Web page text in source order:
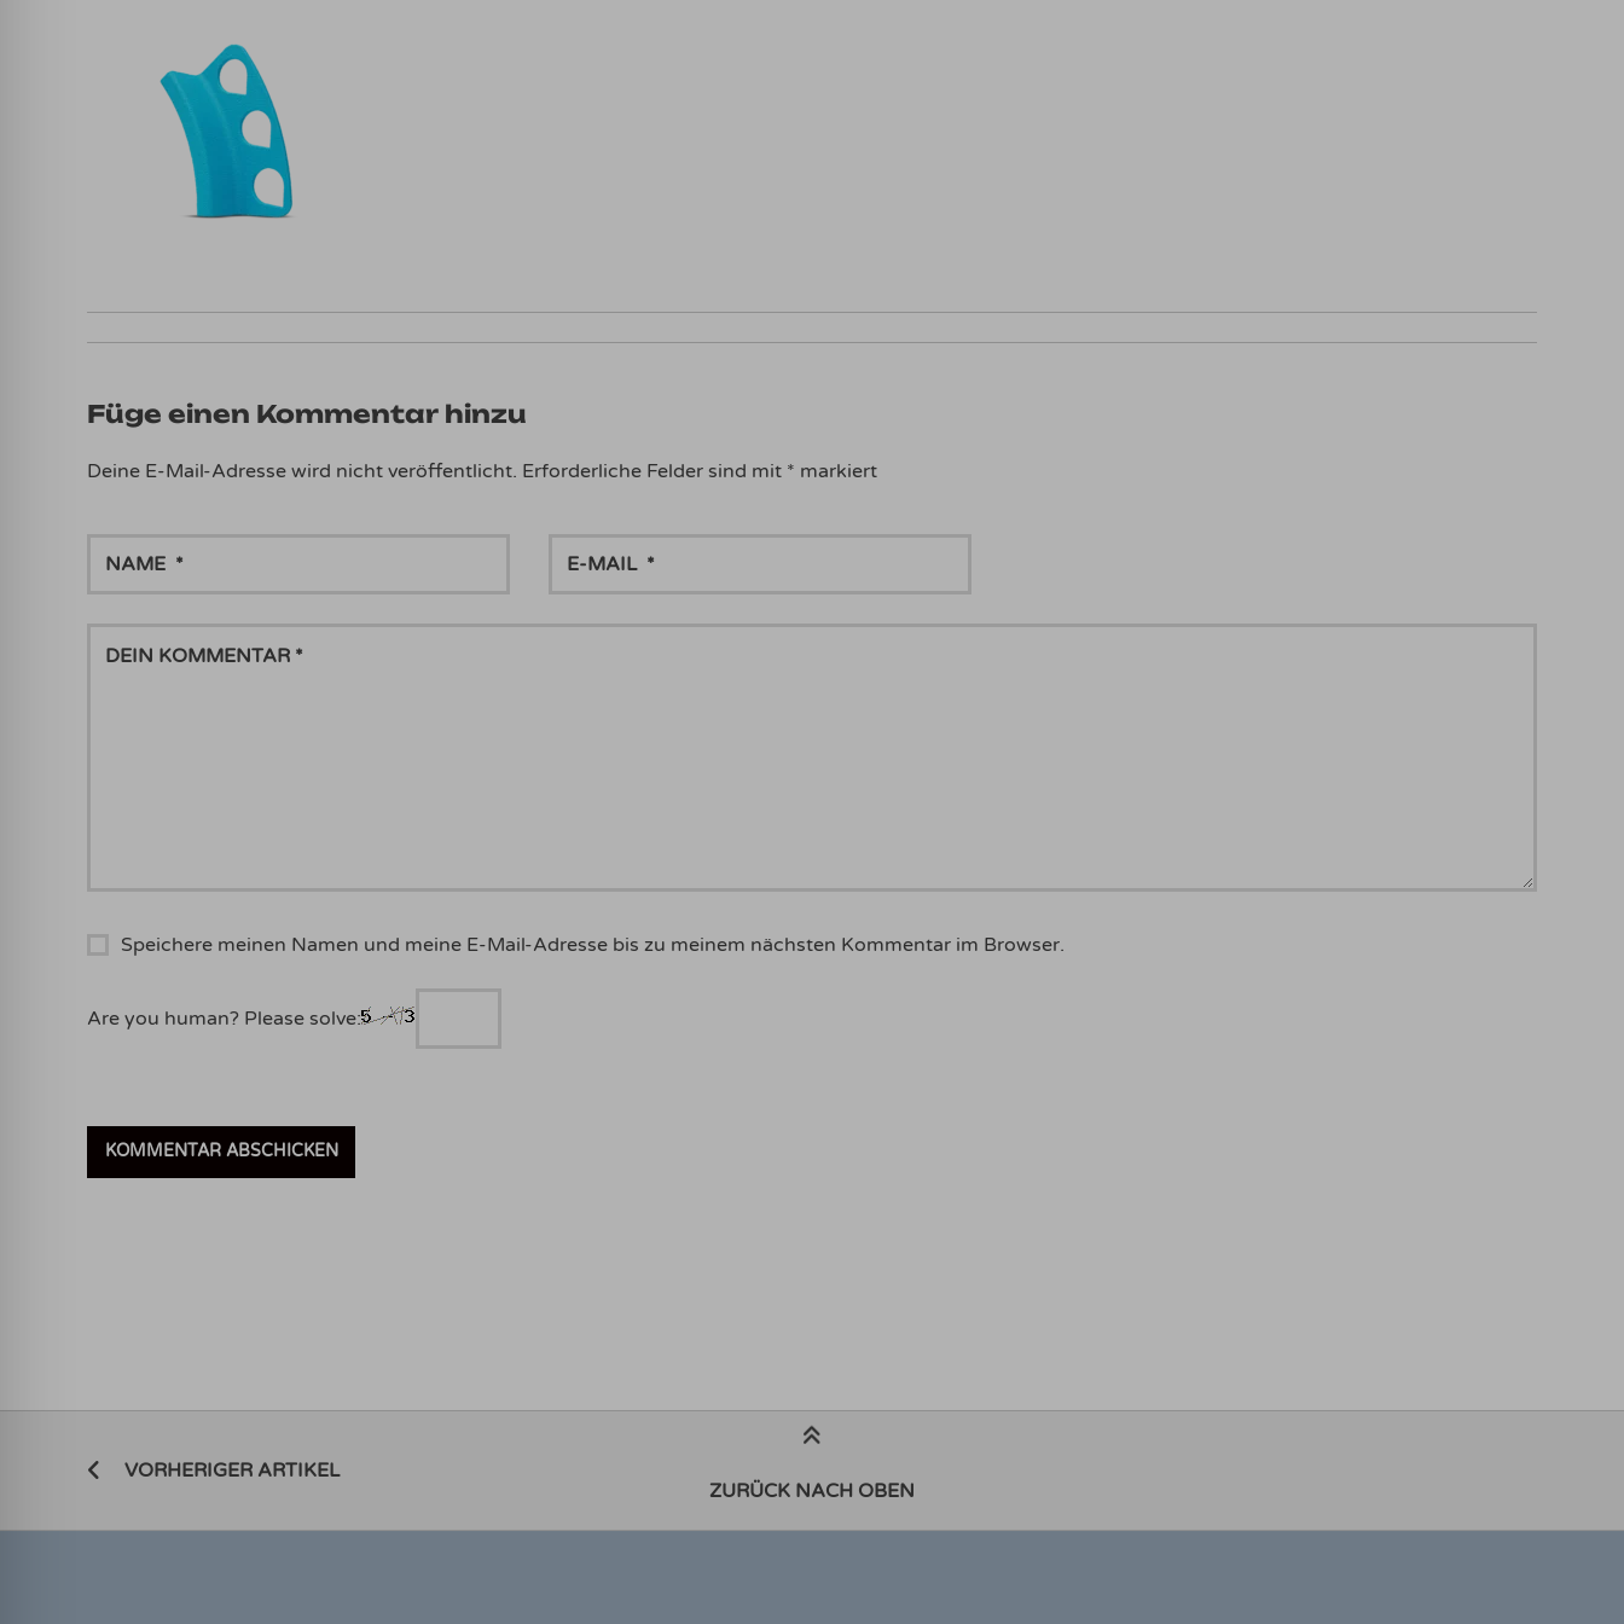
Füge einen Kommentar hinzu
Deine E-Mail-Adresse wird nicht veröffentlicht. Erforderliche Felder sind mit * markiert
MAIL
KOMMENTAR
Speichere meinen Namen und meine E-Mail-Adresse bis zu meinem nächsten Kommentar im Browser.
Are you human? Please solve:
VORHERIGER ARTIKEL
ZURÜCK NACH OBEN